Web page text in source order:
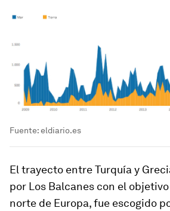
Fuente: eldiario.es
El trayecto entre Turquía y
por Los Balcanes con el
norte de Europa, fue escogido